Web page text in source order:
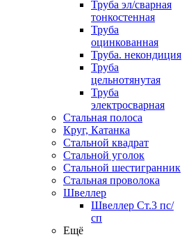
Труба эл/сварная
тонкостенная
Труба
оцинкованная
Труба. некондиция
Труба
цельнотянутая
Труба
электросварная
Стальная полоса
Круг, Катанка
Стальной квадрат
Стальной уголок
Стальной шестигранник
Стальная проволока
Швеллер
Швеллер Ст.3 пс/
сп
Ещё